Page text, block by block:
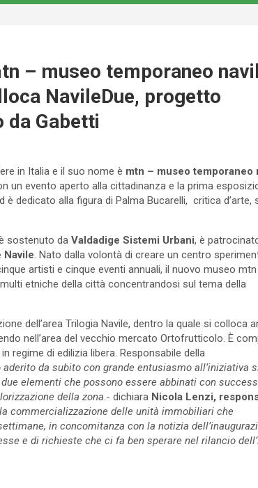
– museo temporaneo
NavileDue, progetto
da Gabetti
in Italia e il suo nome è mtn – museo temporaneo
un evento aperto alla cittadinanza e la prima
è dedicato alla figura di Palma Bucarelli, critica d’arte,
sostenuto da Valdadige Sistemi Urbani, è
Navile . Nato dalla volontà di creare un centro
artisti e cinque eventi annuali, il nuovo museo mtn
etniche della città concentrandosi sul tema della
dell’area Trilogia Navile, dentro la quale si colloca
nell’area del vecchio mercato Ortofrutticolo. È
regime di edilizia libera. Responsabile della
aderito da subito con grande entusiasmo all’iniziativa
elementi che possono essere abbinati con
della zona .- dichiara Nicola Lenzi,
commercializzazione delle unità immobiliari che
in concomitanza con la notizia
e di richieste che ci fa ben sperare nel rilancio